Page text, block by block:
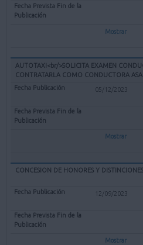
Mostrar
AUTOTAXI<br/>SOLICITA EXAMEN
CONTRATARLA COMO CONDUCTORA
05/12/2023
Mostrar
CONCESION DE HONORES Y
12/09/2023
Mostrar